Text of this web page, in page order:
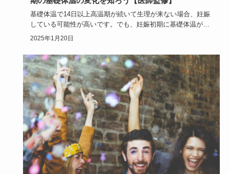
ライフスタイル
妊娠初期に基礎体温が下がる6つの原因って？妊娠初
期の基礎体温の変化を知ろう【医師監修】
基礎体温で14日以上高温期が続いて生理が来ない場合、妊娠
している可能性が高いです。でも、妊娠初期に基礎体温が下